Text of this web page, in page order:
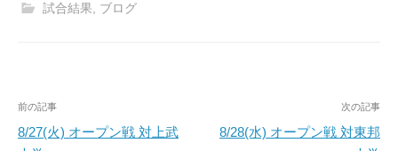
試合結果, ブログ
投
稿
前の記事
8/27(火) オープン戦 対上武
次の記事
8/28(水) オープン戦 対東邦